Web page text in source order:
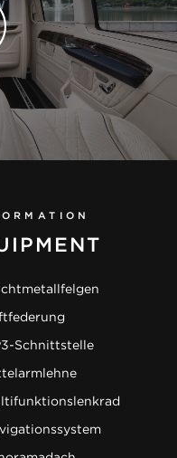
Schnittstelle